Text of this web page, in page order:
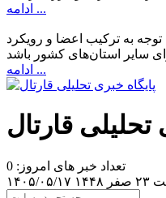
ادامه ...
به ترکیب اعضا و رویکرد
ادامه ...
تحلیلی قارتال
تعداد خبر های امروز: 0
۱۴۰۵/۰۵/۱۷
۱۴۴۸